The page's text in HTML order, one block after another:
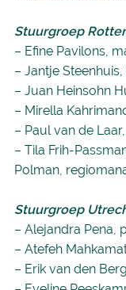
Stuurgroep
– Efine Pavilons,
– Jantje
– Juan Heinsohn
– Mirella
– Paul van de
– Tila Frih-
Polman,
Stuurgroep
– Alejandra Pena,
– Atefeh
– Erik van den